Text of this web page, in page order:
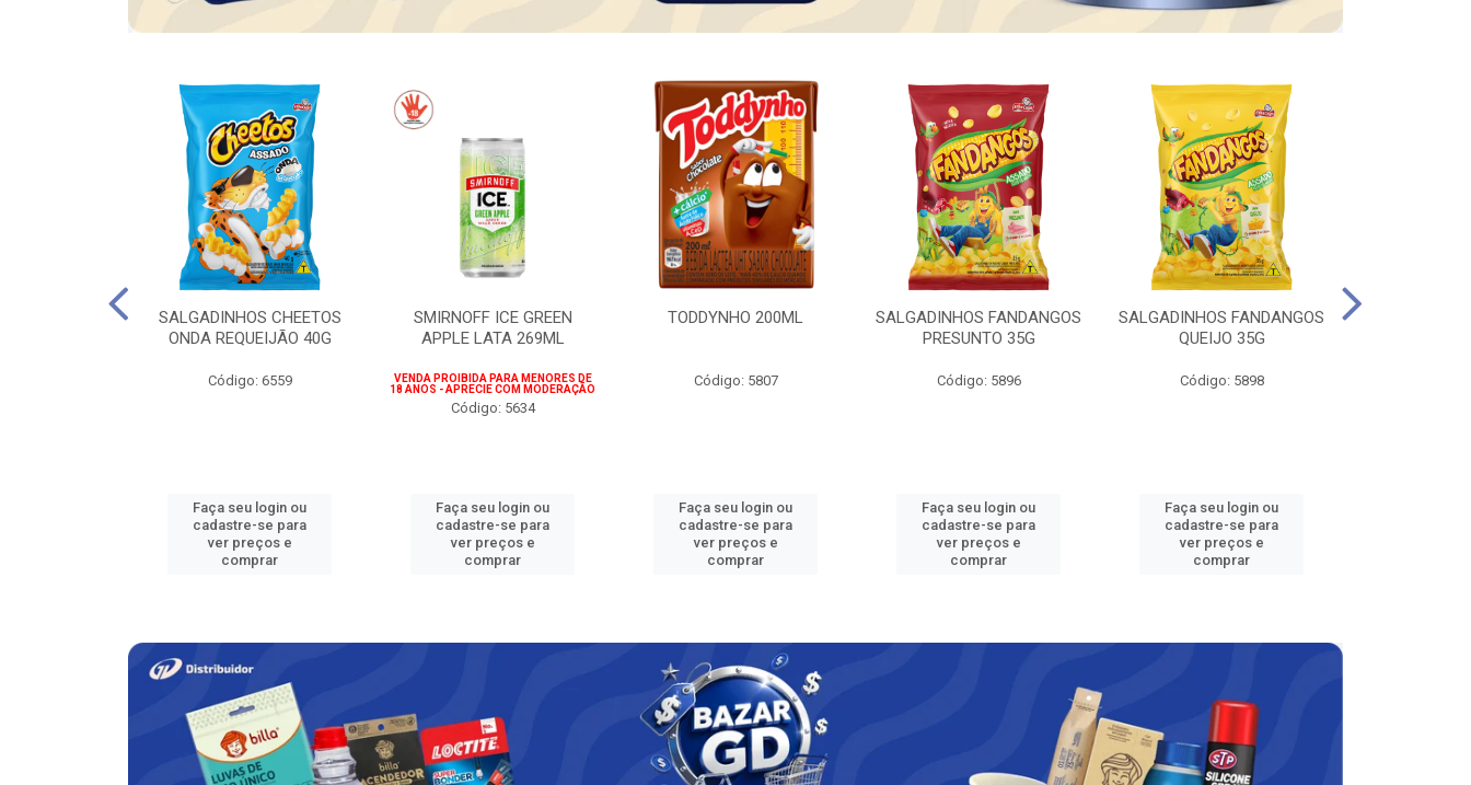
SALGADINHOS CHEETOS
ONDA REQUEIJÃO 40G
Código: 6559
Faça seu login ou
cadastre-se para
ver preços e
comprar
SMIRNOFF ICE GREEN
APPLE LATA 269ML
VENDA PROIBIDA PARA MENORES DE
18 ANOS - APRECIE COM MODERAÇÃO
Código: 5634
Faça seu login ou
cadastre-se para
ver preços e
comprar
TODDYNHO 200ML
Código: 5807
Faça seu login ou
cadastre-se para
ver preços e
comprar
SALGADINHOS FANDANGOS
PRESUNTO 35G
Código: 5896
Faça seu login ou
cadastre-se para
ver preços e
comprar
SALGADINHOS FANDANGOS
QUEIJO 35G
Código: 5898
Faça seu login ou
cadastre-se para
ver preços e
comprar